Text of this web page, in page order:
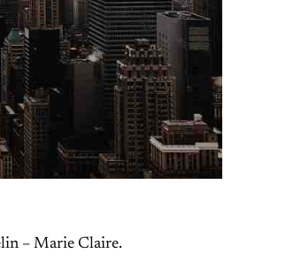
– Marie Claire.